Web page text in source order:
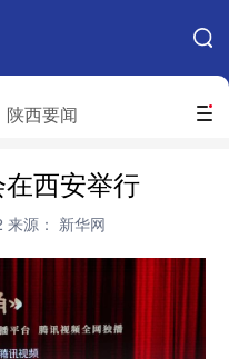
搜索
陕西要闻
河北
湖北
在西安举行
来源： 新华网